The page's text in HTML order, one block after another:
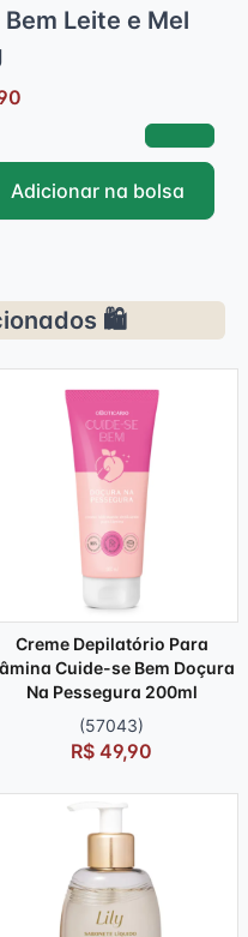
Leite e Mel
Adicionar na bolsa
🛍️
Creme Depilatório Para
Cuide-se Bem Doçura
Na Pessegura 200ml
(57043)
R$ 49,90